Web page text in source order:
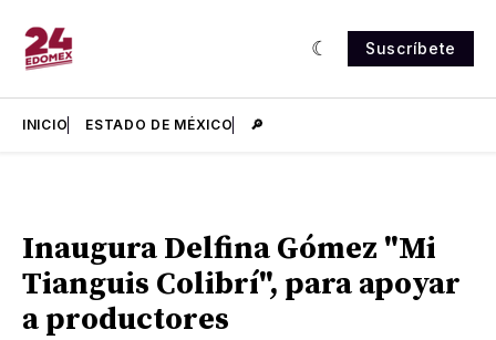
Suscríbete
INICIO ESTADO DE MÉXICO 🔎
Inaugura Delfina Gómez "Mi
Tianguis Colibrí", para apoyar
a productores